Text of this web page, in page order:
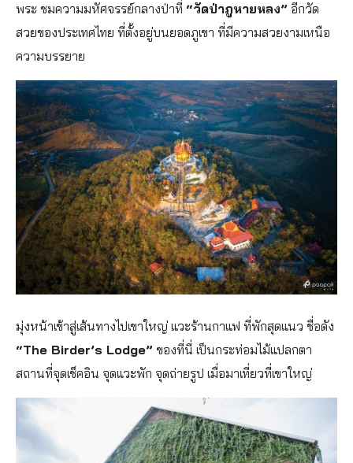
พระ ชมความมหัศจรรย์กลางป่าที่ “วัดป่าภูหายหลง” อีกวัด
สวยของประเทศไทย ที่ตั้งอยู่บนยอดภูเขา ที่มีความสวยงามเหนือ
ความบรรยาย
มุ่งหน้าเข้าสู่เส้นทางไปเขาใหญ่ แวะร้านกาแฟ ที่พักสุดแนว ชื่อดัง
“The Birder’s Lodge” ของที่นี่ เป็นกระท่อมไม้แปลกตา
สถานที่จุดเช็คอิน จุดแวะพัก จุดถ่ายรูป เมื่อมาเที่ยวที่เขาใหญ่